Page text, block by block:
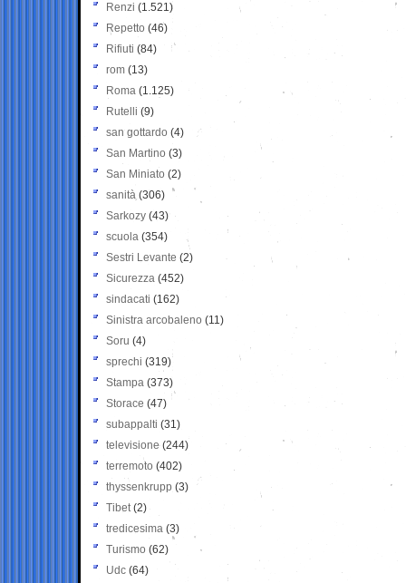
Renzi (1.521)
Repetto (46)
Rifiuti (84)
rom (13)
Roma (1.125)
Rutelli (9)
san gottardo (4)
San Martino (3)
San Miniato (2)
sanità (306)
Sarkozy (43)
scuola (354)
Sestri Levante (2)
Sicurezza (452)
sindacati (162)
Sinistra arcobaleno (11)
Soru (4)
sprechi (319)
Stampa (373)
Storace (47)
subappalti (31)
televisione(244)
terremoto (402)
thyssenkrupp (3)
Tibet(2)
tredicesima (3)
Turismo (62)
Udc (64)